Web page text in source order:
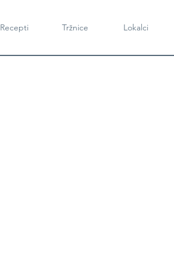
Recepti Tržnice Lokalci